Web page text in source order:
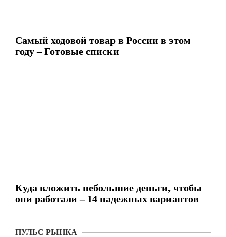
Самый ходовой товар в России в этом
году – Готовые списки
Куда вложить небольшие деньги, чтобы
они работали – 14 надежных вариантов
ПУЛЬС РЫНКА